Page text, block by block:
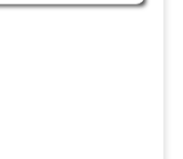
аккустический